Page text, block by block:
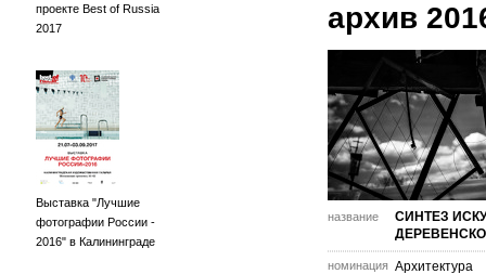
проекте Best of Russia
2017
Выставка "Лучшие
фотографии России -
2016" в Калининграде
архив
название
СИНТЕЗ
номинация Архитектура